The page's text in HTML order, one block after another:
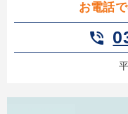
お電話
phone_in_talk